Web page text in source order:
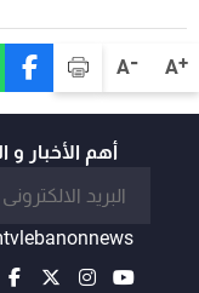
A+
A-
أهم الأخبار و